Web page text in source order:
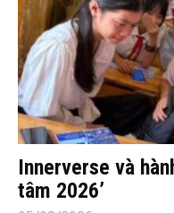
Innerverse và
tâm 2026’